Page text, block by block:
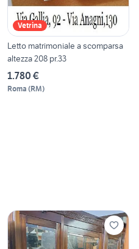
Vetrina
Letto matrimoniale a scomparsa
altezza 208 pr.33
1.780 €
Roma (RM)